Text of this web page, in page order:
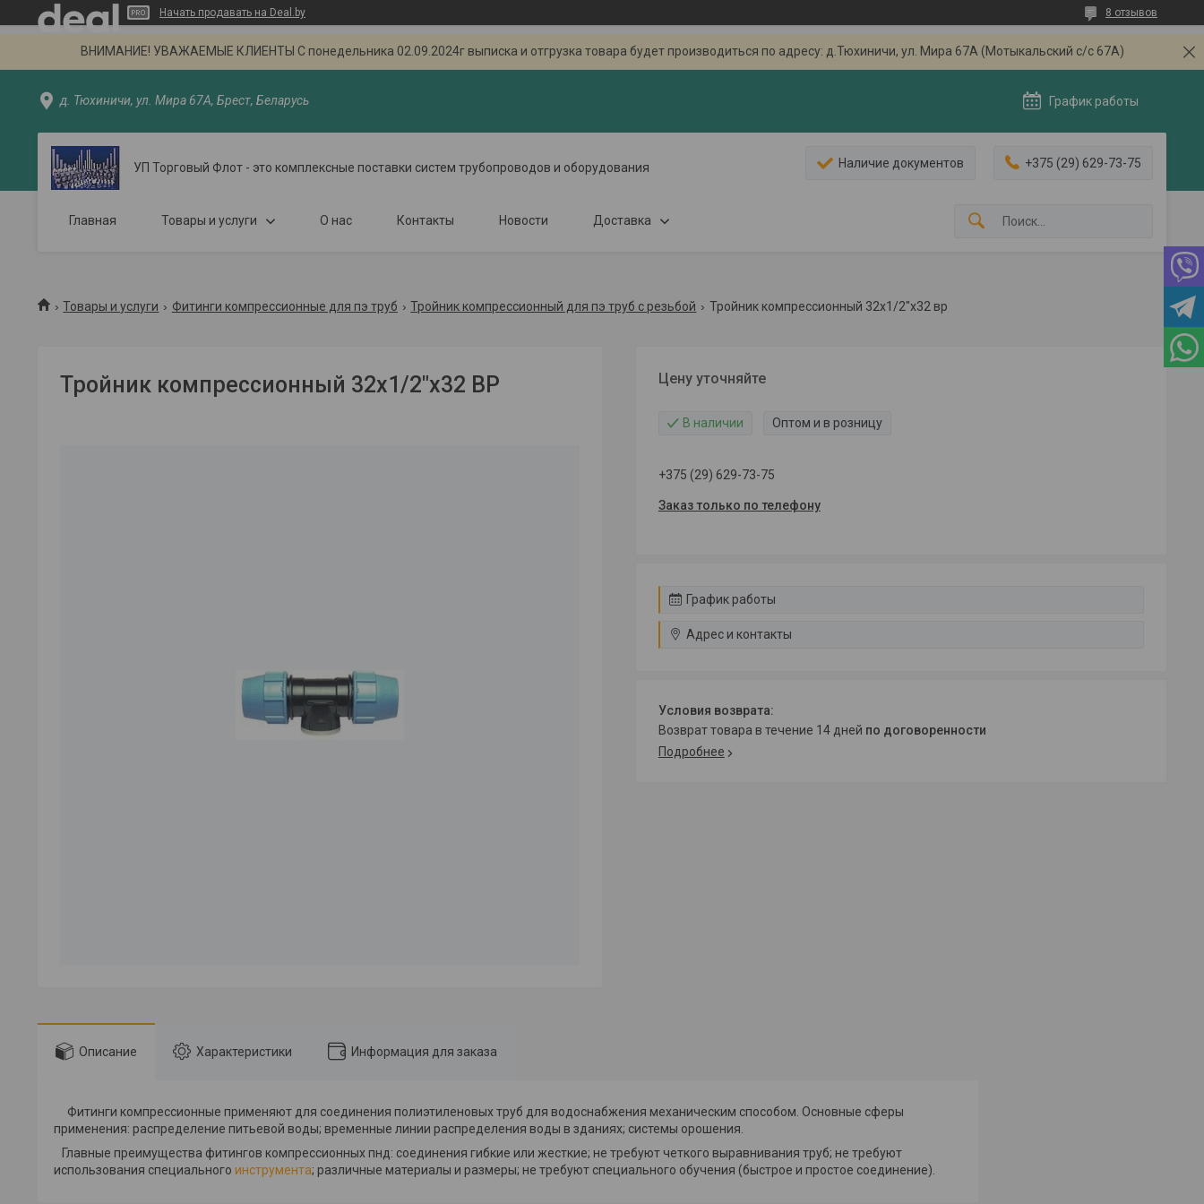
Начать продавать на Deal.by 8 отзывов
ВНИМАНИЕ! УВАЖАЕМЫЕ КЛИЕНТЫ С понедельника 02.09.2024г выписка и отгрузка товара будет производиться по адресу: д.Тюхиничи, ул. Мира 67А (Мотыкальский с/с 67А)
д. Тюхиничи, ул. Мира 67А, Брест, Беларусь График работы
УП Торговый Флот - это комплексные поставки систем трубопроводов и оборудования Наличие документов +375 (29) 629-73-75
Главная Товары и услуги О нас Контакты Новости Доставка
Товары и услуги Фитинги компрессионные для пэ труб Тройник компрессионный для пэ труб с резьбой Тройник компрессионный 32x1/2"x32 вр
Тройник компрессионный 32x1/2"x32 ВР Цену уточняйте
В наличии Оптом и в розницу
+375 (29) 629-73-75
Заказ только по телефону
График работы
Адрес и контакты
возврат товара в течение 14 дней по договоренности
Подробнее
Описание Характеристики Информация для заказа
Фитинги компрессионные применяют для соединения полиэтиленовых труб для водоснабжения механическим способом. Основные сферы
применения: распределение питьевой воды; временные линии распределения воды в зданиях; системы орошения.
Главные преимущества фитингов компрессионных пнд: соединения гибкие или жесткие; не требуют четкого выравнивания труб; не требуют
использования специального инструмента; различные материалы и размеры; не требуют специального обучения (быстрое и простое соединение).